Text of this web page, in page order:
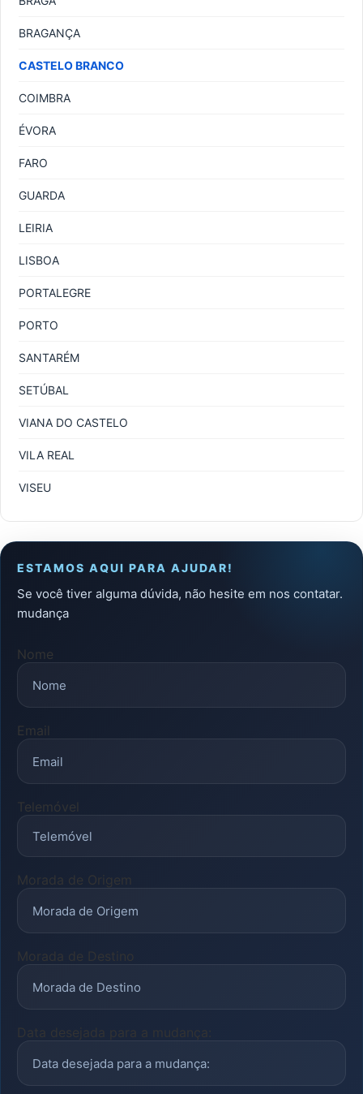
BRAGANÇA
CASTELO BRANCO
COIMBRA
ÉVORA
FARO
GUARDA
LEIRIA
LISBOA
PORTALEGRE
PORTO
SANTARÉM
SETÚBAL
VIANA DO CASTELO
VILA REAL
VISEU
ESTAMOS AQUI PARA AJUDAR!
Se você tiver alguma dúvida, não hesite em nos contatar.
mudança
Nome
Email
Telemóvel
Morada de Origem
Morada de Destino
Data desejada para a mudança: